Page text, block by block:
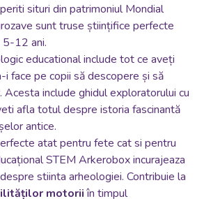
situri din patrimoniul Mondial
sunt truse științifice perfecte
5-12 ani.
educational include tot ce aveți
i face pe copii să descopere și să
Acesta include ghidul exploratorului cu
afla totul despre istoria fascinantă
antice.
atat pentru fete cat si pentru
STEM Arkerobox incurajeaza
stiinta arheologiei. Contribuie la
motoriiîn timpul